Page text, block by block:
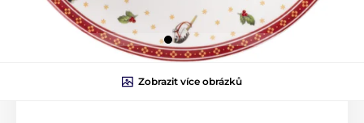
Zobrazit více obrázků